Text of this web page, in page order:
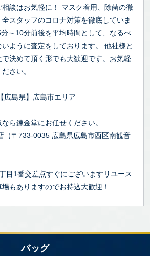
談はお気軽に！ マスク着用、除菌の徹
スタッフのコロナ対策を徹底していま
～10分前後を平均時間として、なるべ
ように査定をしております。 他社様と
で決めて頂く形でも大歓迎です。お気軽
さい。
島県】広島市エリア
ら錬金堂にお任せください。
（〒733-0035 広島県広島市西区南観音
目1番交差点すぐにございますリユース
もありますのでお持込大歓迎！
バッグ